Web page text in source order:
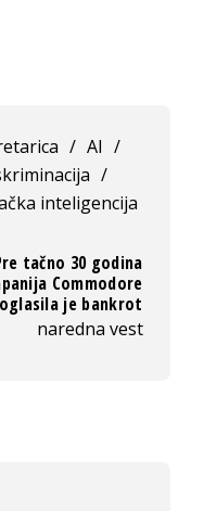
/ AI /
/
inteligencija
tačno 30 godina
Commodore
je bankrot
naredna vest